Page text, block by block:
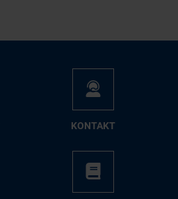
KON­TAKT